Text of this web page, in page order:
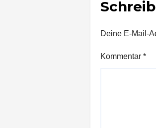
Deine E-Mail-
Kommentar *